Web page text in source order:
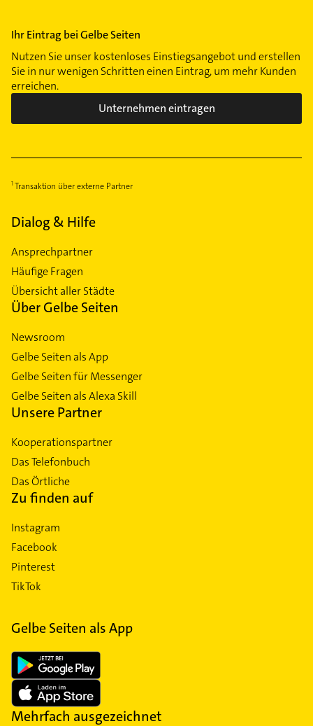
Ihr Eintrag bei Gelbe Seiten
Nutzen Sie unser kostenloses Einstiegsangebot und erstellen
Sie in nur wenigen Schritten einen Eintrag, um mehr Kunden
erreichen.
Unternehmen eintragen
Transaktion über externe Partner
Dialog & Hilfe
Ansprechpartner
Häufige Fragen
Übersicht aller Städte
Über Gelbe Seiten
Newsroom
Gelbe Seiten als App
Gelbe Seiten für Messenger
Gelbe Seiten als Alexa Skill
Unsere Partner
Kooperationspartner
Das Telefonbuch
Das Örtliche
Zu finden auf
Instagram
Facebook
Pinterest
TikTok
Gelbe Seiten als App
Mehrfach ausgezeichnet